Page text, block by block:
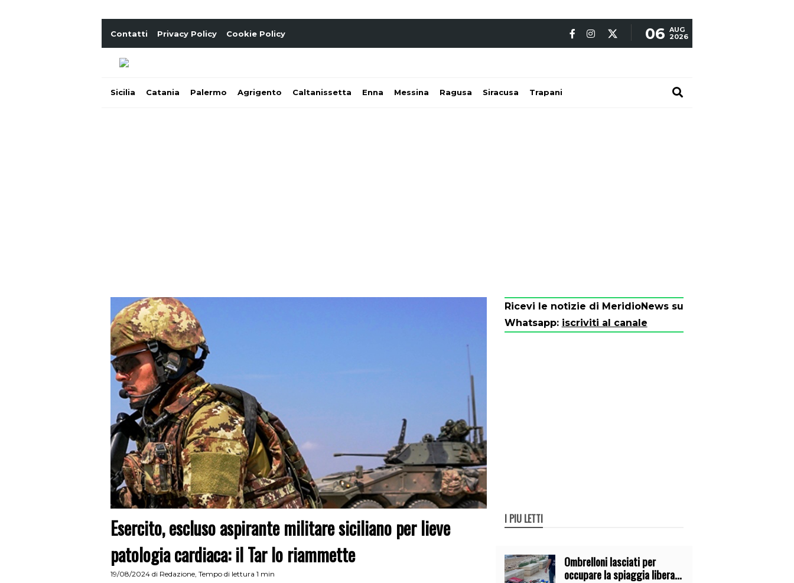
Contatti Privacy Policy Cookie Policy 06 AUG
2026
Sicilia Catania Palermo Agrigento Caltanissetta Enna Messina Ragusa Siracusa Trapani
Esercito, escluso aspirante militare siciliano per lieve
patologia cardiaca: il Tar lo riammette
19/08/2024 di Redazione, Tempo di lettura 1 min
Ricevi le notizie di MeridioNews su
Whatsapp: iscriviti al canale
I PIÙ LETTI
Ombrelloni lasciati per
occupare la spiaggia libera.